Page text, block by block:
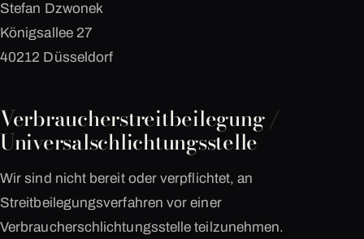
Stefan Dzwonek
Königsallee 27
40212 Düsseldorf
Verbraucherstreitbeilegung /
Universalschlichtungsstelle
Wir sind nicht bereit oder verpflichtet, an
Streitbeilegungsverfahren vor einer
Verbraucherschlichtungsstelle teilzunehmen.